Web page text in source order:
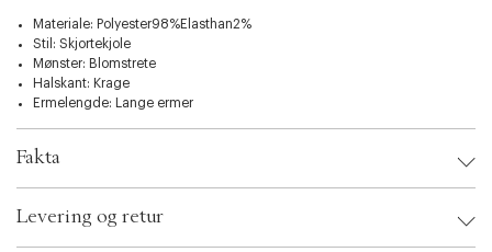
e
c
t
i
o
n
Materiale: Polyester98%Elasthan2%
Stil: Skjortekjole
Mønster: Blomstrete
Halskant: Krage
Ermelengde: Lange ermer
Fakta
EAN: 5715409379446
Levering og retur